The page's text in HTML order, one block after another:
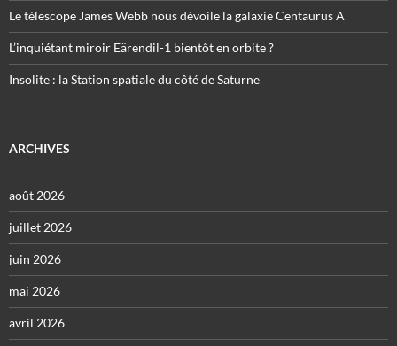
Le télescope James Webb nous dévoile la galaxie Centaurus A
L’inquiétant miroir Eärendil-1 bientôt en orbite ?
Insolite : la Station spatiale du côté de Saturne
ARCHIVES
août 2026
juillet 2026
juin 2026
mai 2026
avril 2026